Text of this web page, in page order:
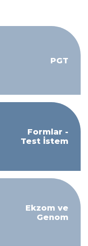
PGT
Formlar -
Test İstem
Ekzom ve
Genom